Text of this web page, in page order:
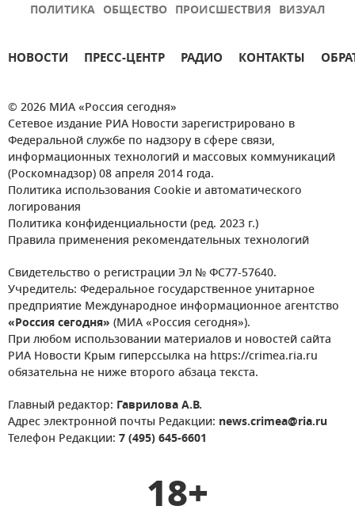
ПОЛИТИКА ОБЩЕСТВО ПРОИСШЕСТВИЯ ВИЗУАЛ
НОВОСТИ ПРЕСС-ЦЕНТР РАДИО КОНТАКТЫ
© 2026 МИА «Россия сегодня»
Сетевое издание РИА Новости зарегистрировано в
Федеральной службе по надзору в сфере связи,
информационных технологий и массовых коммуникаций
(Роскомнадзор) 08 апреля 2014 года.
Политика использования Cookie и автоматического
логирования
Политика конфиденциальности (ред. 2023 г.)
Правила применения рекомендательных технологий
Свидетельство о регистрации Эл № ФС77-57640.
Учредитель: Федеральное государственное унитарное
предприятие Международное информационное агентство
«Россия сегодня» (МИА «Россия сегодня»).
При любом использовании материалов и новостей сайта
РИА Новости Крым гиперссылка на https://crimea.ria.ru
обязательна не ниже второго абзаца текста.
Главный редактор: Гаврилова А.В.
Адрес электронной почты Редакции: news.crimea@ria.ru
Телефон Редакции: 7 (495) 645-6601
18+